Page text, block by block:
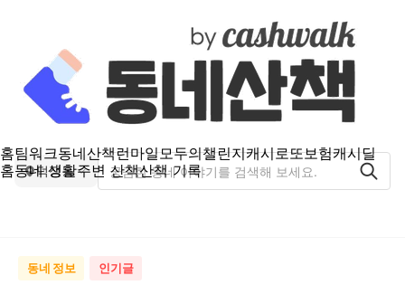
홈팀워크동네산책런마일모두의챌린지캐시로또보험캐시딜
홈동네 생활주변 산책산책 기록
덕정동
동네 정보 인기글